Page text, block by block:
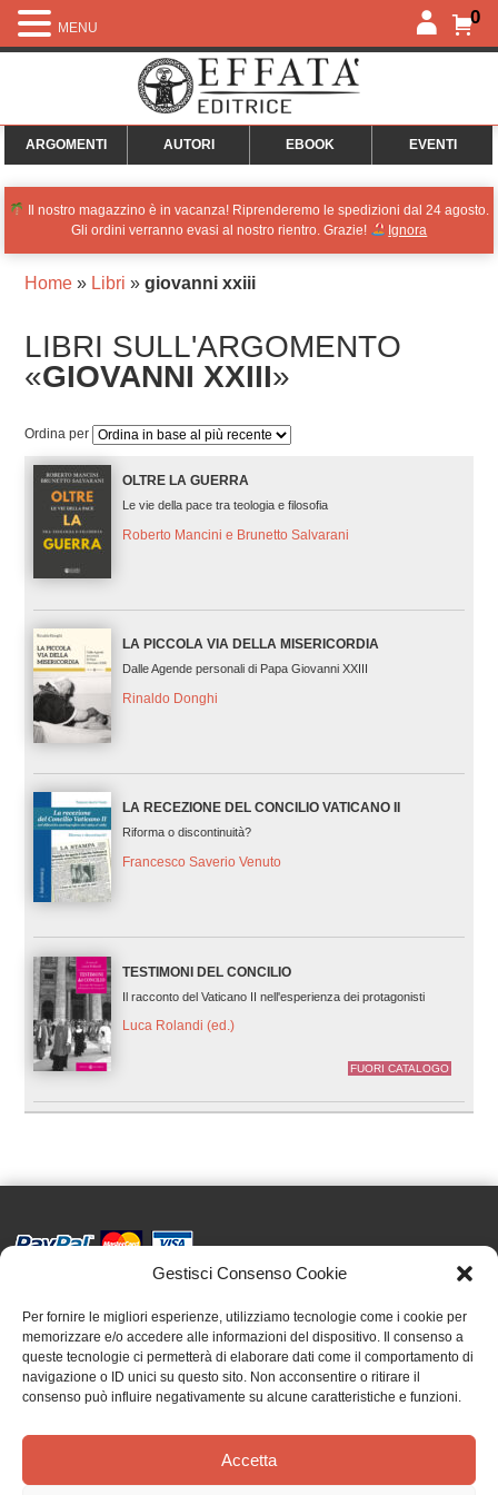
Gestisci Consenso Cookie
Per fornire le migliori esperienze, utilizziamo tecnologie come i cookie per
memorizzare e/o accedere alle informazioni del dispositivo. Il consenso a
queste tecnologie ci permetterà di elaborare dati come il comportamento di
navigazione o ID unici su questo sito. Non acconsentire o ritirare il
consenso può influire negativamente su alcune caratteristiche e funzioni.
Accetta
0
ARGOMENTI AUTORI EBOOK EVENTI
Il nostro magazzino è in vacanza! Riprenderemo le spedizioni dal 24 agosto.
Gli ordini verranno evasi al nostro rientro. Grazie!
Ignora
Home» Libri » giovanni xxiii
LIBRI SULL'ARGOMENTO
«GIOVANNI XXIII»
Ordina per
OLTRE LA GUERRA
Le vie della pace tra teologia e filosofia
Roberto Mancini e Brunetto Salvarani
LA PICCOLA VIA DELLA MISERICORDIA
Dalle Agende personali di Papa Giovanni XXIII
Rinaldo Donghi
LA RECEZIONE DEL CONCILIO VATICANO II
Riforma o discontinuità?
Francesco Saverio Venuto
TESTIMONI DEL CONCILIO
Il racconto del Vaticano II nell'esperienza dei protagonisti
Luca Rolandi (ed.)
FUORI CATALOGO
C.F. e P.IVA 09655250018
Via Tre Denti, 1 - 10060 Cantalupa (TO)
Telefono: (+39) 0121 353452 - Fax: (+39) 0121 353839
info@effata.it
Copyright © 2026 •Effatà Editrice
MENU